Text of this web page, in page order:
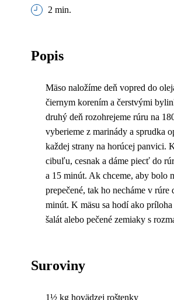
2 min.
Popis
Mäso naložíme deň vopred do
čiernym korením a čerstvými
druhý deň rozohrejeme rúru na
vyberieme z marinády a sprudka
každej strany na horúcej panvici.
cibuľu, cesnak a dáme piecť do
a 15 minút. Ak chceme, aby bolo
prepečené, tak ho necháme v rúre
minút. K mäsu sa hodí ako
šalát alebo pečené zemiaky s
Suroviny
1½ kg hovädzej roštenky